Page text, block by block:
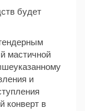
будет
мастичной
и
конверт в